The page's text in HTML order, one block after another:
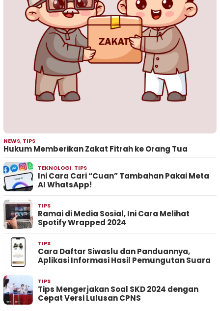
NEWS, TIPS
Hukum Memberikan Zakat Fitrah ke Orang Tua
TEKNOLOGI, TIPS
Ini Cara Cari “Cuan” Tambahan Pakai Meta
AI WhatsApp!
TIPS
Ramai di Media Sosial, Ini Cara Melihat
Spotify Wrapped 2024
TIPS
Cara Daftar Siwaslu dan Panduannya,
Aplikasi Informasi Hasil Pemungutan Suara
TIPS
Tips Mengerjakan Soal SKD 2024 dengan
Cepat Versi Lulusan CPNS